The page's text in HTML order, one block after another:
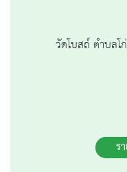
วัดโบสถ์ ตำบลโ
ร